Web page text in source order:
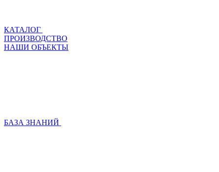
КАТАЛОГ
ПРОИЗВОДСТВО
НАШИ ОБЪЕКТЫ
БАЗА ЗНАНИЙ